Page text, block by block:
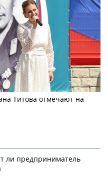
Титова отмечают на
ли предприниматель